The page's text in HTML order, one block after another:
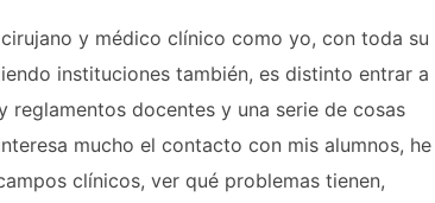
y médico clínico como yo, con toda su
instituciones también, es distinto entrar a
reglamentos docentes y una serie de cosas
mucho el contacto con mis alumnos, he
clínicos, ver qué problemas tienen,